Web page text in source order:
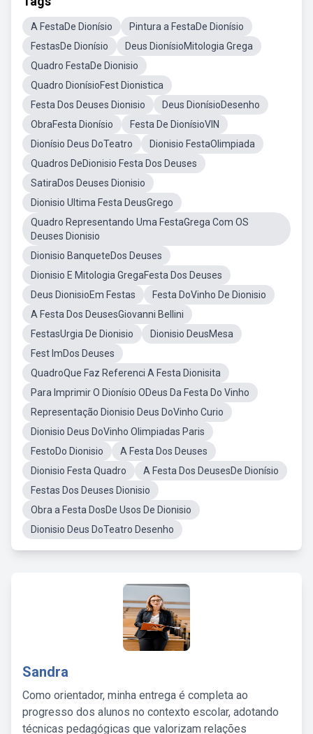
A FestaDe Dionísio
Pintura a FestaDe Dionísio
FestasDe Dionísio
Deus DionísioMitologia Grega
Quadro FestaDe Dionisio
Quadro DionísioFest Dionistica
Festa Dos Deuses Dionisio
Deus DionísioDesenho
ObraFesta Dionísio
Festa De DionísioVIN
Dionísio Deus DoTeatro
Dionisio FestaOlimpiada
Quadros DeDionisio Festa Dos Deuses
SatiraDos Deuses Dionisio
Dionisio Ultima Festa DeusGrego
Quadro Representando Uma FestaGrega Com OS
Deuses Dionisio
Dionisio BanqueteDos Deuses
Dionisio E Mitologia GregaFesta Dos Deuses
Deus DionisioEm Festas
Festa DoVinho De Dionisio
A Festa Dos DeusesGiovanni Bellini
FestasUrgia De Dionisio
Dionisio DeusMesa
Fest ImDos Deuses
QuadroQue Faz Referenci A Festa Dionisita
Para Imprimir O Dionísio ODeus Da Festa Do Vinho
Representação Dionisio Deus DoVinho Curio
Dionisio Deus DoVinho Olimpiadas Paris
FestoDo Dionisio
A Festa Dos Deuses
Dionisio Festa Quadro
A Festa Dos DeusesDe Dionísio
Festas Dos Deuses Dionisio
Obra a Festa DosDe Usos De Dionisio
Dionisio Deus DoTeatro Desenho
Sandra
Como orientador, minha entrega é completa ao
progresso dos alunos no contexto escolar, adotando
técnicas pedagógicas que valorizam relações